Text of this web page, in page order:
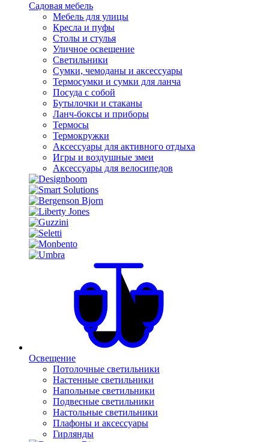
Садовая мебель
Мебель для улицы
Кресла и пуфы
Столы и стулья
Уличное освещение
Светильники
Сумки, чемоданы и аксессуары
Термосумки и сумки для ланча
Посуда с собой
Бутылочки и стаканы
Ланч-боксы и приборы
Термосы
Термокружки
Аксессуары для активного отдыха
Игры и воздушные змеи
Аксессуары для велосипедов
Освещение
Потолочные светильники
Настенные светильники
Напольные светильники
Подвесные светильники
Настольные светильники
Плафоны и аксессуары
Гирлянды